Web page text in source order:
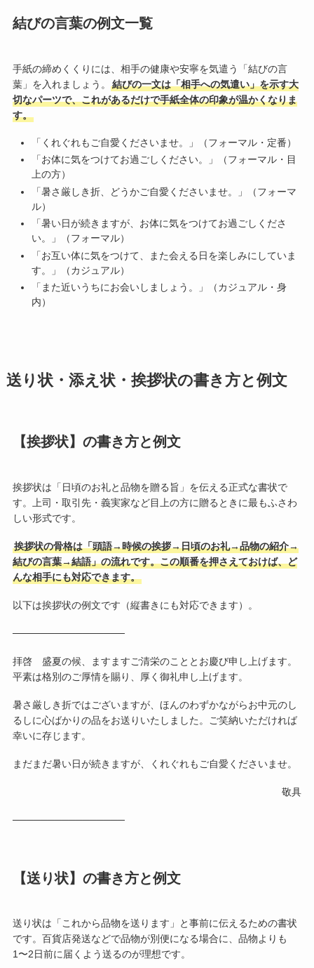
結びの言葉の例文一覧
手紙の締めくくりには、相手の健康や安寧を気遣う「結びの言
葉」を入れましょう。
結びの一文は「相手への気遣い」を示す大
切なパーツで、これがあるだけで手紙全体の印象が温かくなりま
す。
「くれぐれもご自愛くださいませ。」（フォーマル・定番）
「お体に気をつけてお過ごしください。」（フォーマル・目
上の方）
「暑さ厳しき折、どうかご自愛くださいませ。」（フォーマ
ル）
「暑い日が続きますが、お体に気をつけてお過ごしくださ
い。」（フォーマル）
「お互い体に気をつけて、また会える日を楽しみにしていま
す。」（カジュアル）
「また近いうちにお会いしましょう。」（カジュアル・身
内）
送り状・添え状・挨拶状の書き方と例文
【挨拶状】の書き方と例文
挨拶状は「日頃のお礼と品物を贈る旨」を伝える正式な書状で
す。上司・取引先・義実家など目上の方に贈るときに最もふさわ
しい形式です。
挨拶状の骨格は「頭語→時候の挨拶→日頃のお礼→品物の紹介→
結びの言葉→結語」の流れです。この順番を押さえておけば、ど
んな相手にも対応できます。
以下は挨拶状の例文です（縦書きにも対応できます）。
────────────────
拝啓 盛夏の候、ますますご清栄のこととお慶び申し上げます。
平素は格別のご厚情を賜り、厚く御礼申し上げます。
暑さ厳しき折ではございますが、ほんのわずかながらお中元のし
るしに心ばかりの品をお送りいたしました。ご笑納いただければ
幸いに存じます。
まだまだ暑い日が続きますが、くれぐれもご自愛くださいませ。
敬具
────────────────
【送り状】の書き方と例文
送り状は「これから品物を送ります」と事前に伝えるための書状
です。百貨店発送などで品物が別便になる場合に、品物よりも
1〜2日前に届くよう送るのが理想です。